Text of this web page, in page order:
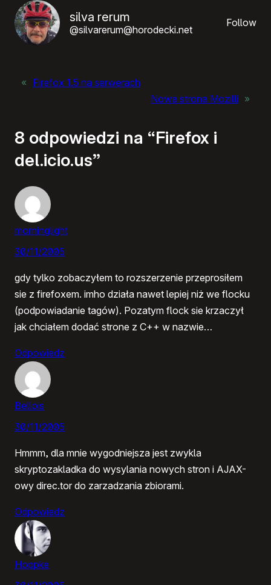
silva rerum
@silvarerum@horodecki.net
Follow
« Firefox 1.5 na serwerach
Nowa strona Mozilli »
8 odpowiedzi na “Firefox i
del.icio.us”
morninglight
30/11/2005
gdy tylko zobaczyłem to rozszerzenie przeprosiłem
sie z firefoxem. imho działa nawet lepiej niż we flocku
(podpowiadanie tagów). Pozatym flock sie krzaczył
jak chciałem dodać strone z C++ w nazwie…
Odpowiedz
Bellois
30/11/2005
Hmmm, dla mnie wygodniejsza jest zwykla
skryptozakladka do wysylania nowych stron i AJAX-
owy direc.tor do zarzadzania zbiorami.
Odpowiedz
Hoppke